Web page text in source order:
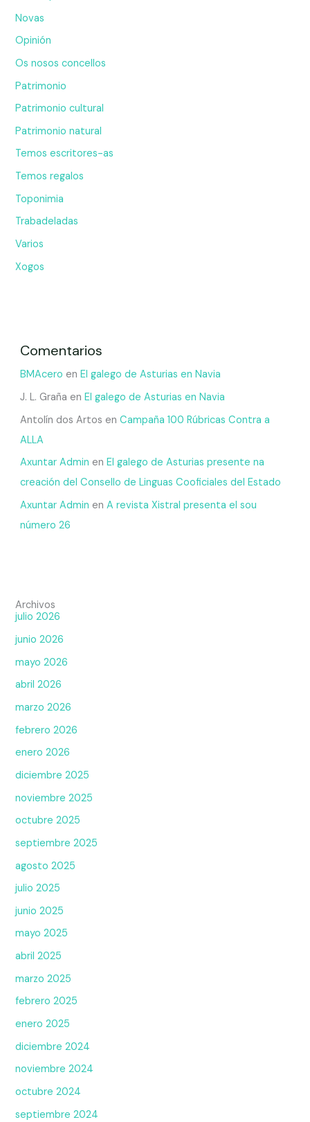
Novas
Opinión
Os nosos concellos
Patrimonio
Patrimonio cultural
Patrimonio natural
Temos escritores-as
Temos regalos
Toponimia
Trabadeladas
Varios
Xogos
Comentarios
BMAcero en El galego de Asturias en Navia
J. L. Graña en El galego de Asturias en Navia
Antolín dos Artos en Campaña 100 Rúbricas Contra a
ALLA
Axuntar Admin en El galego de Asturias presente na
creación del Consello de Linguas Cooficiales del Estado
Axuntar Admin en A revista Xistral presenta el sou
número 26
Archivos
julio 2026
junio 2026
mayo 2026
abril 2026
marzo 2026
febrero 2026
enero 2026
diciembre 2025
noviembre 2025
octubre 2025
septiembre 2025
agosto 2025
julio 2025
junio 2025
mayo 2025
abril 2025
marzo 2025
febrero 2025
enero 2025
diciembre 2024
noviembre 2024
octubre 2024
septiembre 2024